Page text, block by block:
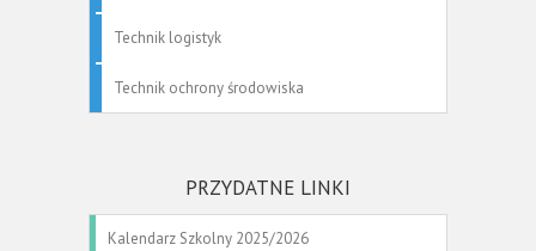
Technik logistyk
Technik ochrony środowiska
PRZYDATNE LINKI
Kalendarz Szkolny 2025/2026